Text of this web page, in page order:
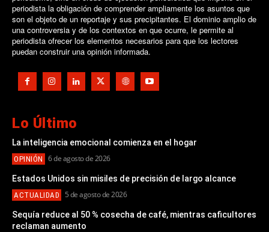
periodista la obligación de comprender ampliamente los asuntos que
son el objeto de un reportaje y sus precipitantes. El dominio amplio de
una controversia y de los contextos en que ocurre, le permite al
periodista ofrecer los elementos necesarios para que los lectores
puedan construir una opinión informada.
Lo Último
La inteligencia emocional comienza en el hogar
OPINIÓN 6 de agosto de 2026
Estados Unidos sin misiles de precisión de largo alcance
ACTUALIDAD 5 de agosto de 2026
Sequía reduce al 50 % cosecha de café, mientras caficultores
reclaman aumento